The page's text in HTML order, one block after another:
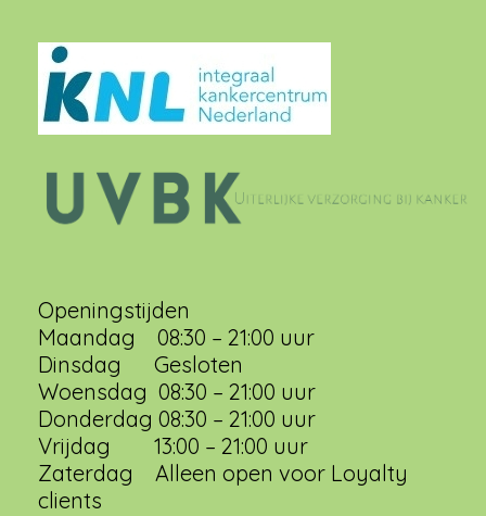
Openingstijden
Maandag 08:30 – 21:00 uur
Dinsdag Gesloten
Woensdag 08:30 – 21:00 uur
Donderdag 08:30 – 21:00 uur
Vrijdag 13:00 – 21:00 uur
Zaterdag Alleen open voor Loyalty
clients